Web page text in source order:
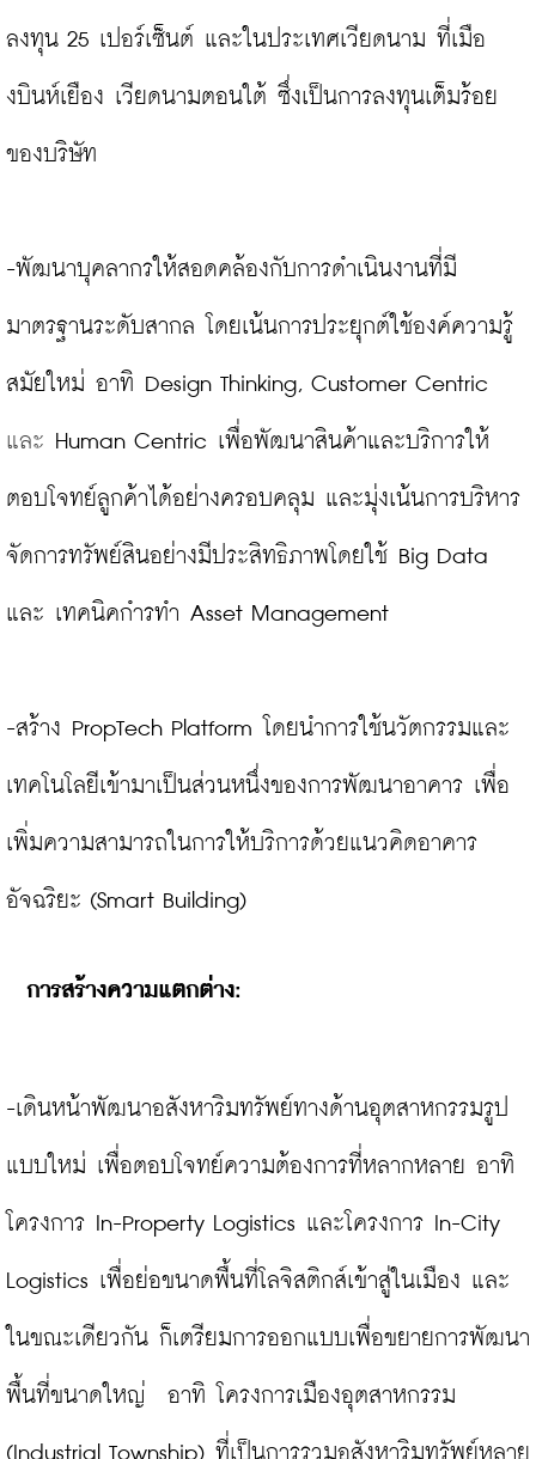
ลงทุน 25 เปอร์เซ็นต์ และในประเทศเวียดนาม ที่เมือ
งบินห์เยือง เวียดนามตอนใต้ ซึ่งเป็นการลงทุนเต็มร้อย
ของบริษัท
-พัฒนาบุคลากรให้สอดคล้องกับการดำเนินงานที่มี
มาตรฐานระดับสากล โดยเน้นการประยุกต์ใช้องค์ความรู้
และ Human Centric เพื่อพัฒนาสินค้าและบริการให้
ตอบโจทย์ลูกค้าได้อย่างครอบคลุม และมุ่งเน้นการบริหาร
จัดการทรัพย์สินอย่างมีประสิทธิภาพโดยใช้ Big Data
และ เทคนิคกำรทำ Asset Management
-สร้าง PropTech Platform โดยนำการใช้นวัตกรรมและ
เทคโนโลยีเข้ามาเป็นส่วนหนึ่งของการพัฒนาอาคาร เพื่อ
เพิ่มความสามารถในการให้บริการด้วยแนวคิดอาคาร
การสร้างความแตกต่าง:
-เดินหน้าพัฒนาอสังหาริมทรัพย์ทางด้านอุตสาหกรรมรูป
แบบใหม่ เพื่อตอบโจทย์ความต้องการที่หลากหลาย อาทิ
โครงการ In-Property Logistics และโครงการ In-City
Logistics เพื่อย่อขนาดพื้นที่โลจิสติกส์เข้าสู่ในเมือง และ
ในขณะเดียวกัน ก็เตรียมการออกแบบเพื่อขยายการพัฒนา
พื้นที่ขนาดใหญ่  อาทิ โครงการเมืองอุตสาหกรรม
(Industrial Township) ที่เป็นการรวมอสังหาริมทรัพย์หลาย